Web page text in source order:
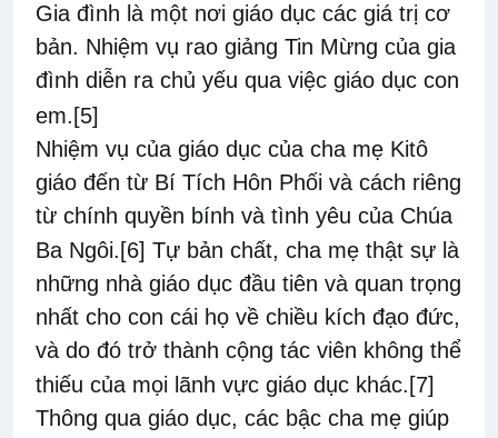
Gia đình là một nơi giáo dục các giá trị cơ
bản. Nhiệm vụ rao giảng Tin Mừng của gia
đình diễn ra chủ yếu qua việc giáo dục con
em.[5]
Nhiệm vụ của giáo dục của cha mẹ Kitô
giáo đến từ Bí Tích Hôn Phối và cách riêng
từ chính quyền bính và tình yêu của Chúa
Ba Ngôi. [6] Tự bản chất, cha mẹ thật sự là
những nhà giáo dục đầu tiên và quan trọng
nhất cho con cái họ về chiều kích đạo đức,
và do đó trở thành cộng tác viên không thể
thiếu của mọi lãnh vực giáo dục khác. [7]
Thông qua giáo dục, các bậc cha mẹ giúp